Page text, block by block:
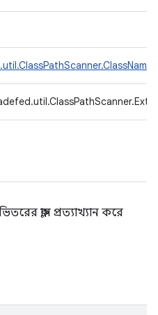
ক্লাস প্রত্যাখ্যান করে